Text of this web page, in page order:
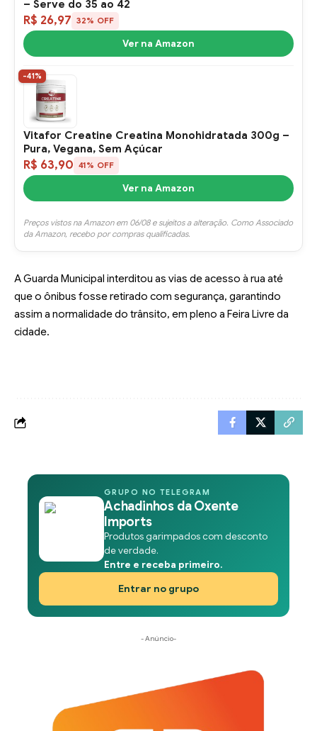
– Serve do 35 ao 42
R$ 26,97 32% OFF
Ver na Amazon
-41%
Vitafor Creatine Creatina Monohidratada 300g –
Pura, Vegana, Sem Açúcar
R$ 63,90 41% OFF
Ver na Amazon
Preços vistos na Amazon em 06/08 e sujeitos a alteração. Como Associado
da Amazon, recebo por compras qualificadas.
A Guarda Municipal interditou as vias de acesso à rua até
que o ônibus fosse retirado com segurança, garantindo
assim a normalidade do trânsito, em pleno a Feira Livre da
cidade.
GRUPO NO TELEGRAM
Achadinhos da Oxente
Imports
Produtos garimpados com desconto
de verdade.
Entre e receba primeiro.
Entrar no grupo
- Anúncio-